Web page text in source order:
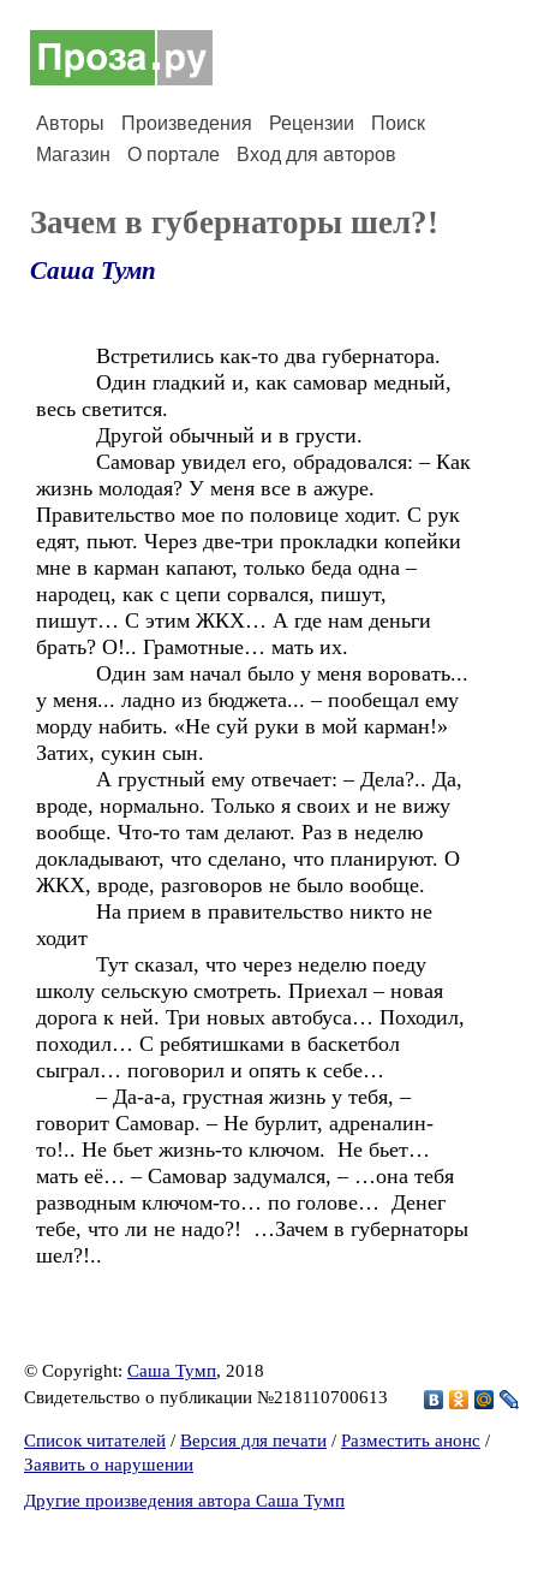
Авторы Произведения Рецензии
Поиск
Магазин
О портале Вход для авторов
Зачем в губернаторы шел?!
Саша Тумп
Встретились как-то два губернатора.
Один гладкий и, как самовар медный,
весь светится.
Другой обычный и в грусти.
Самовар увидел его, обрадовался: – Как
жизнь молодая? У меня все в ажуре.
Правительство мое по половице ходит. С рук
едят, пьют. Через две-три прокладки копейки
мне в карман капают, только беда одна –
народец, как с цепи сорвался, пишут,
пишут… С этим ЖКХ… А где нам деньги
брать? О!.. Грамотные… мать их.
Один зам начал было у меня воровать...
у меня... ладно из бюджета... – пообещал ему
морду набить. «Не суй руки в мой карман!»
Затих, сукин сын.
А грустный ему отвечает: – Дела?.. Да,
вроде, нормально. Только я своих и не вижу
вообще. Что-то там делают. Раз в неделю
докладывают, что сделано, что планируют. О
ЖКХ, вроде, разговоров не было вообще.
На прием в правительство никто не
ходит
Тут сказал, что через неделю поеду
школу сельскую смотреть. Приехал – новая
дорога к ней. Три новых автобуса… Походил,
походил… С ребятишками в баскетбол
сыграл… поговорил и опять к себе…
– Да-а-а, грустная жизнь у тебя, –
говорит Самовар. – Не бурлит, адреналин-
то!.. Не бьет жизнь-то ключом. Не бьет…
мать её… – Самовар задумался, – …она тебя
разводным ключом-то… по голове… Денег
тебе, что ли не надо?! …Зачем в губернаторы
шел?!..
© Copyright: Саша Тумп, 2018
Свидетельство о публикации №218110700613
Список читателей / Версия для печати / Разместить анонс /
Заявить о нарушении
Другие произведения автора Саша Тумп